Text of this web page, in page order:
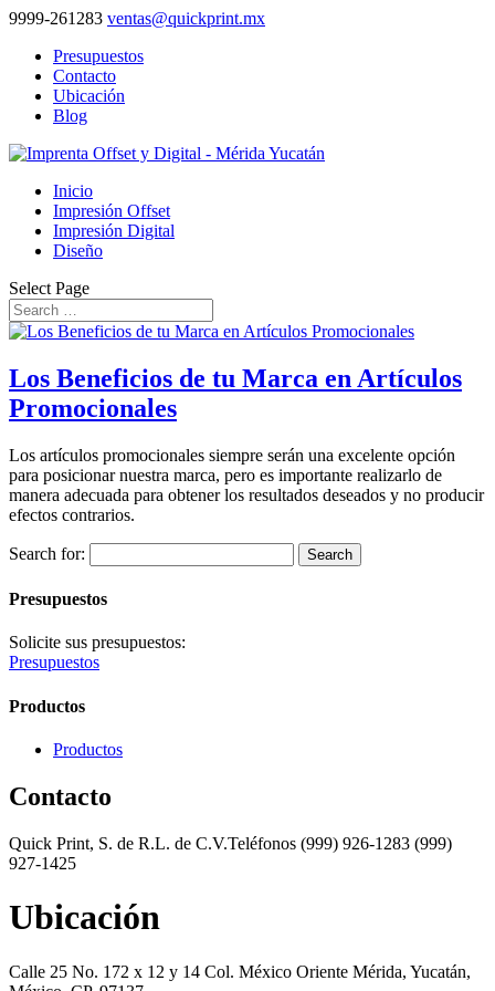
9999-261283 ventas@quickprint.mx
Presupuestos
Contacto
Ubicación
Blog
Inicio
Impresión Offset
Impresión Digital
Diseño
Select Page
Los Beneficios de tu Marca en Artículos
Promocionales
Los artículos promocionales siempre serán una excelente opción
para posicionar nuestra marca, pero es importante realizarlo de
manera adecuada para obtener los resultados deseados y no producir
efectos contrarios.
Search for:
Presupuestos
Solicite sus presupuestos:
Presupuestos
Productos
Productos
Contacto
Quick Print, S. de R.L. de C.V.Teléfonos (999) 926-1283 (999)
927-1425
Ubicación
Calle 25 No. 172 x 12 y 14 Col. México Oriente Mérida, Yucatán,